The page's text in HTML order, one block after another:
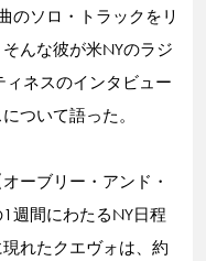
のソロ・トラックをリ
んな彼が米NYのラジ
ィネスのインタビュー
ついて語った。
ーブリー・アンド・
週間にわたるNY日程
れたクエヴォは、約